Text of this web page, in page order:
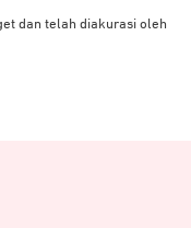
dan telah diakurasi oleh